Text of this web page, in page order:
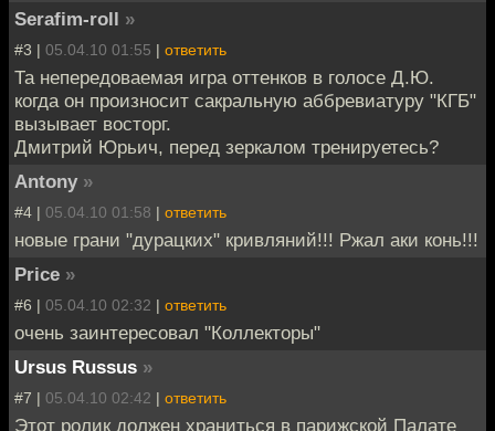
Serafim-roll »
#3 | 05.04.10 01:55 | ответить
Та непередоваемая игра оттенков в голосе Д.Ю.
когда он произносит сакральную аббревиатуру "КГБ"
вызывает восторг.
Дмитрий Юрьич, перед зеркалом тренируетесь?
Antony »
#4 | 05.04.10 01:58 | ответить
новые грани "дурацких" кривляний!!! Ржал аки конь!!!
Price »
#6 | 05.04.10 02:32 | ответить
очень заинтересовал "Коллекторы"
Ursus Russus »
#7 | 05.04.10 02:42 | ответить
Этот ролик должен храниться в парижской Палате